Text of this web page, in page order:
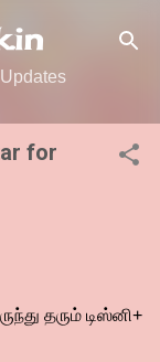
for
தரும் டிஸ்னி+